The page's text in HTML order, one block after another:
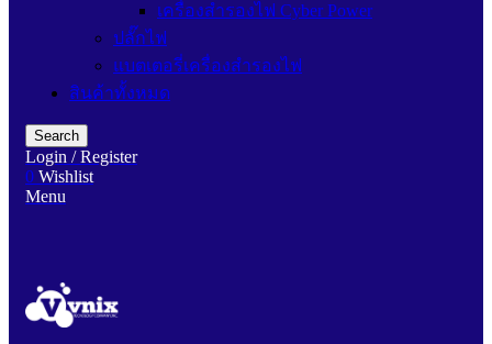
เครื่องสำรองไฟ Cyber Power
ปลั๊กไฟ
แบตเตอรี่เครื่องสำรองไฟ
สินค้าทั้งหมด
Search
Login / Register
0 Wishlist
Menu